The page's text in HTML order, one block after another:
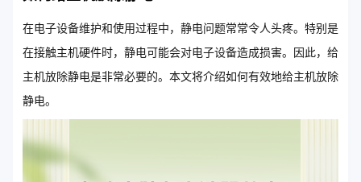
在电子设备维护和使用过程中，静电问题常常令人头疼。特别是
在接触主机硬件时，静电可能会对电子设备造成损害。因此，给
主机放除静电是非常必要的。本文将介绍如何有效地给主机放除
静电。